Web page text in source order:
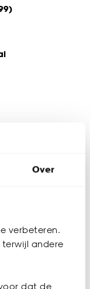
Over
verbeteren.
andere
dat de
rest van jouw
jouw
keuze. De
thuisbezorgd en
Gordijn: 13 x 26